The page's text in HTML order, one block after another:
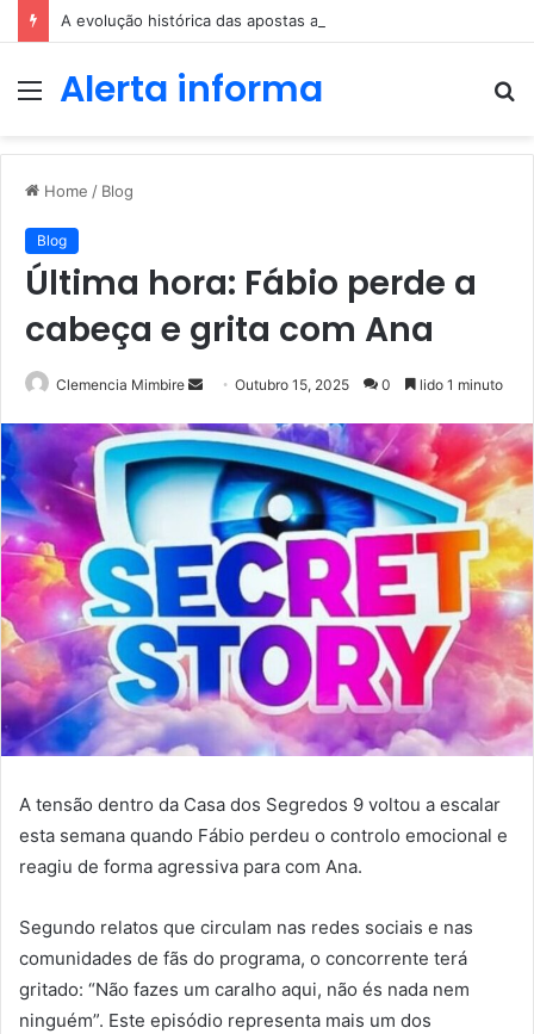
A evolução histórica das apostas ao longo dos séculos
MenuAlerta informa
Home / Blog
Blog
Última hora: Fábio perde a
cabeça e grita com Ana
Clemencia Mimbire
Send
email
Outubro 15, 2025 0 lido 1 minuto
A tensão dentro da Casa dos Segredos 9 voltou a escalar
esta semana quando Fábio perdeu o controlo emocional e
reagiu de forma agressiva para com Ana.
Segundo relatos que circulam nas redes sociais e nas
comunidades de fãs do programa, o concorrente terá
gritado: “Não fazes um caralho aqui, não és nada nem
ninguém”. Este episódio representa mais um dos